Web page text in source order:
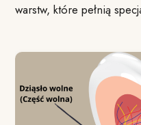
warstw, które pełnią